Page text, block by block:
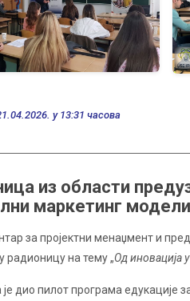
у 13:31 часова
из области
маркетинг модели
за пројектни менаџмент и
радионицу на тему „Од иновација
дио пилот програма едукације